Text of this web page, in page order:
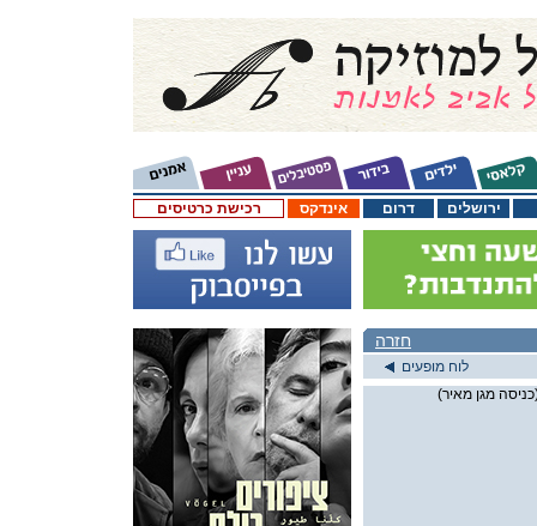
רכישת כרטיסים אינדקס דרום ירושלים
חזרה
לוח מופעים